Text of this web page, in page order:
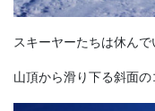
スキーヤーたちは休んで
山頂から滑り下る斜面